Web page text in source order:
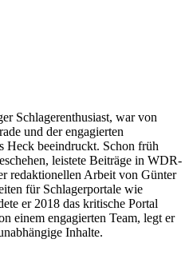
Schlagerenthusiast, war von
und der engagierten
Heck beeindruckt. Schon früh
leistete Beiträge in WDR-
redaktionellen Arbeit von Günter
für Schlagerportale wie
er 2018 das kritische Portal
einem engagierten Team, legt er
Inhalte.